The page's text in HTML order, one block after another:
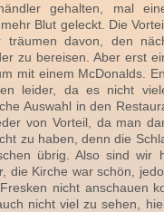
gehalten, mal
Blut geleckt. Die
davon, den
zu bereisen. Aber erst
mit einem McDonalds.
leider, da es nicht
Auswahl in den
von Vorteil, da man
zu haben, denn die
übrig. Also sind wir
, die Kirche war schön,
nicht anschauen
nicht viel zu sehen,